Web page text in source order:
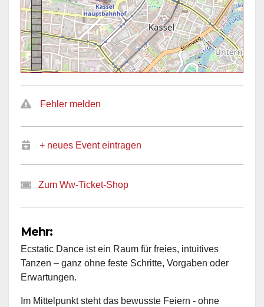
Fehler melden
+ neues Event eintragen
Zum Ww-Ticket-Shop
Mehr:
Ecstatic Dance ist ein Raum für freies, intuitives
Tanzen – ganz ohne feste Schritte, Vorgaben oder
Erwartungen.
Im Mittelpunkt steht das bewusste Feiern - ohne